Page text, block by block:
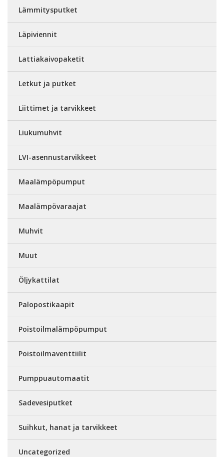
Lämmitysputket
Läpiviennit
Lattiakaivopaketit
Letkut ja putket
Liittimet ja tarvikkeet
Liukumuhvit
LVI-asennustarvikkeet
Maalämpöpumput
Maalämpövaraajat
Muhvit
Muut
Öljykattilat
Palopostikaapit
Poistoilmalämpöpumput
Poistoilmaventtiilit
Pumppuautomaatit
Sadevesiputket
Suihkut, hanat ja tarvikkeet
Uncategorized